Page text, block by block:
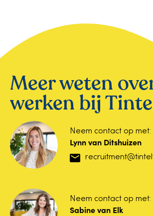
Meer weten
werken bij
Neem contact op met:
Lynn van Ditshuizen
Neem contact op met:
Sabine van Elk